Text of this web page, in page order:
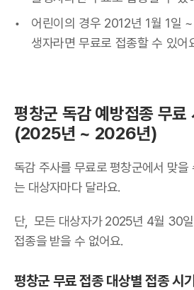
어린이의 경우 2012년 1월 1일
생자라면 무료로 접종할 수 있어
평창군 독감 예방접종 무료
(2025년 ~ 2026년)
독감 주사를 무료로 평창군에서 맞을
는 대상자마다 달라요.
단, 모든 대상자가 2025년 4월 30
접종을 받을 수 없어요.
평창군 무료 접종 대상별 접종 시